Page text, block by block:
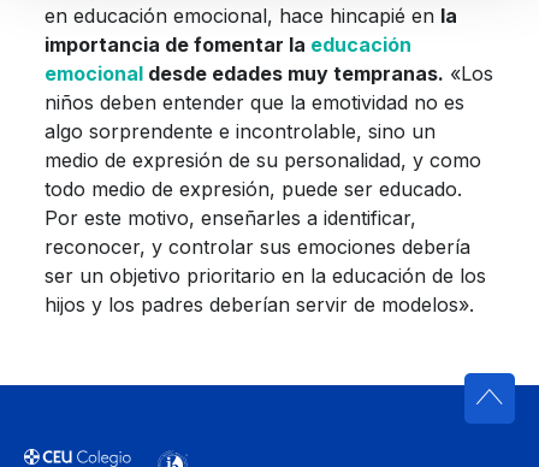
en educación emocional, hace hincapié en la
importancia de fomentar la educación
emocionaldesde edades muy tempranas. «Los
niños deben entender que la emotividad no es
algo sorprendente e incontrolable, sino un
medio de expresión de su personalidad, y como
todo medio de expresión, puede ser educado.
Por este motivo, enseñarles a identificar,
reconocer, y controlar sus emociones debería
ser un objetivo prioritario en la educación de los
hijos y los padres deberían servir de modelos».